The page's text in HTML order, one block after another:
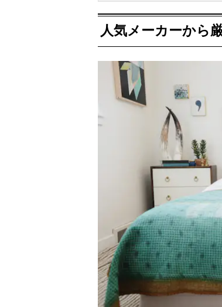
人気メーカーから